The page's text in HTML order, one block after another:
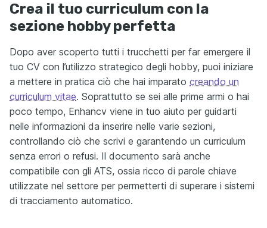
Crea il tuo curriculum con la
sezione hobby perfetta
Dopo aver scoperto tutti i trucchetti per far emergere il
tuo CV con l’utilizzo strategico degli hobby, puoi iniziare
a mettere in pratica ciò che hai imparato creando un
curriculum vitae. Soprattutto se sei alle prime armi o hai
poco tempo, Enhancv viene in tuo aiuto per guidarti
nelle informazioni da inserire nelle varie sezioni,
controllando ciò che scrivi e garantendo un curriculum
senza errori o refusi. Il documento sarà anche
compatibile con gli ATS, ossia ricco di parole chiave
utilizzate nel settore per permetterti di superare i sistemi
di tracciamento automatico.